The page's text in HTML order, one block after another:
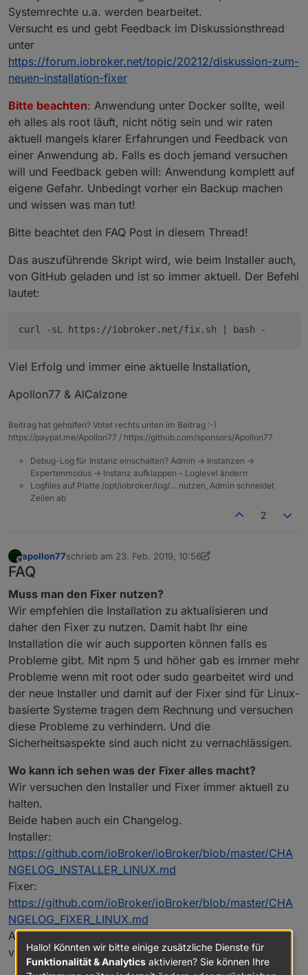
Systemrechte u.a. werden bearbeitet.
Versucht es und gebt Feedback im Diskussionsthread
unter
https://forum.iobroker.net/topic/20212/diskussion-zum-
neuen-installation-fixer
Bitte beachten: Anwendung unter Docker sollte, weil
eh alles als root läuft, nicht nötig sein und wir raten
aktuell mangels klarer Erfahrungen und Feedback von
einer Anwendung ab. Falls es doch jemand versuchen
will und Feedback geben will: Anwendung komplett auf
eigene Gefahr. Unbedingt vorher ein Backup machen
und wissen was man tut!
Bitte beachtet den FAQ Post in diesem Thread!
Das auszuführende Skript wird, wie beim Installer auch,
von GitHub geladen und ist so immer aktuell. Der Befehl
lautet:
curl -sL https://iobroker.net/fix.sh | bash -
Viel Erfolg und immer eine aktuelle Installation,
Apollon77 & AlCalzone
Beitrag hat geholfen? Votet rechts unten im Beitrag :-)
https://paypal.me/Apollon77 / https://github.com/sponsors/Apollon77
Debug-Log für Instanz einschalten? Admin -> Instanzen ->
Expertenmodus -> Instanz aufklappen - Loglevel ändern
Logfiles auf Platte /opt/iobroker/log/… nutzen, Admin schneidet
Zeilen ab
2
Offline
apollon77schrieb am 23. Feb. 2019, 10:56
zuletzt editiert von apollon773. März 2019, 21:24
FAQ
Muss man den Fixer nutzen?
Wir empfehlen die Installation zu aktualisieren und
daher den Fixer zu nutzen. Damit habt Ihr eine
Installation die wir auch supporten können falls es
Probleme gibt. Mit npm 5 und höher gab es immer mehr
Probleme wenn mit root oder sudo gearbeitet wird und
der neue Installer und damit auf der Fixer sind für Linux-
basierte Systeme tragen dem Rechnung und versuchen
diese Probleme zu verhindern. Und die
Sicherheitsaspekte sind auch nicht zu vernachlässigen.
Wo kann ich sehen was der Fixer alles macht?
Wir versuchen den Installer und Fixer immer aktuell zu
halten.
Beide haben auch ein Changelog.
Installer:
https://github.com/ioBroker/ioBroker/blob/master/CHA
NGELOG_INSTALLER_LINUX.md
Fixer:
https://github.com/ioBroker/ioBroker/blob/master/CHA
NGELOG_FIXER_LINUX.md
Ansonsten das Skript direkt ansehen wenn Ihr etwas
von Shell-Programmierung versteht :-)
Hallo! Könnten wir bitte einige zusätzliche Dienste für
Funktionalität & Analytics aktivieren? Sie können Ihre